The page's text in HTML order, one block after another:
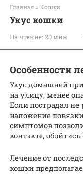
Главная » Кошки
Укус кошки
На чтение: 20 мин
Особенности
Укус домашней
на улицу, менее
Если пострадал не
наложение
симптомов
контакте,
Лечение от
кошки